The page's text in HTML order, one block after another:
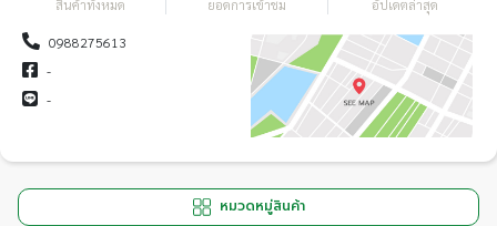
สินค้าทั้งหมด ยอดการเข้าชม อัปเดตล่าสุด
0988275613
-
-
หมวดหมู่สินค้า